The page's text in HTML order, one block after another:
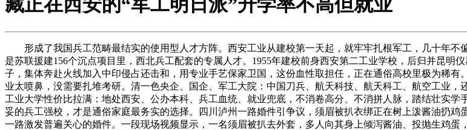
藏正在西安的“军工明日派”升学率不高但就业
形成了我国兵工范畴最结实的使用型人才方阵。西安工业从建校第一天起，就牢牢扎根军工，几十年不
是苏联援建156个沉点项目里，西北兵工配套的专属人才。1955年建校前身西安第二工业学校，后归并昆
子，集体奔赴火线加入中印侵占还击和，用专业手艺保家卫国，这份血性取担任，正在通俗高校里极为稀
业太喷鼻，没需要扎堆考研。清一色央企、国企、军工大院：中国刀兵、航天科技、航天科工、航空工业
工业大学性价比拉满：地处西安、公办本科、兵工血统、就业兜底，不消卷高分、不消拼人脉，踏结壮实
妥的兵工强校，才是通俗家庭最务实的选择。四川泸州一路婚件引争议，须眉被扒衣绑正在树上泼酱油扔鸡
一路激发普遍关心的婚件。一段现场视频显示，一名须眉被扒去外套，多人向其身上倾泻酱油、投抛生鸡